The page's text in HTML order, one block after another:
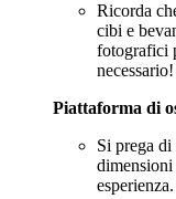
Ricorda
cibi e
fotografici
necessario!
Piattaforma di
Si prega di
dimensioni